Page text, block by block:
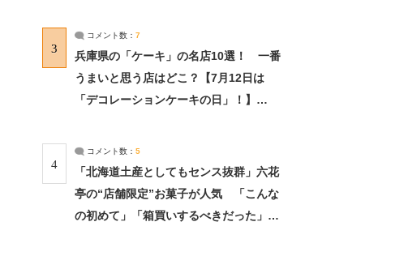
3
コメント数： 7
兵庫県の「ケーキ」の名店10選！ 一番
うまいと思う店はどこ？【7月12日は
「デコレーションケーキの日」！】
4
コメント数： 5
「北海道土産としてもセンス抜群」六花
亭の“店舗限定”お菓子が人気 「こんな
の初めて」「箱買いするべきだった」